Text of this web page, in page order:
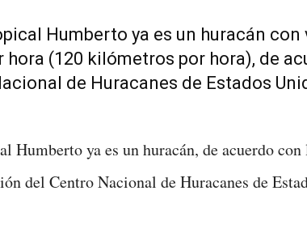
Humberto ya es un huracán con
hora (120 kilómetros por hora), de
de Huracanes de Estados
Humberto ya es un huracán, de acuerdo con
del Centro Nacional de Huracanes de